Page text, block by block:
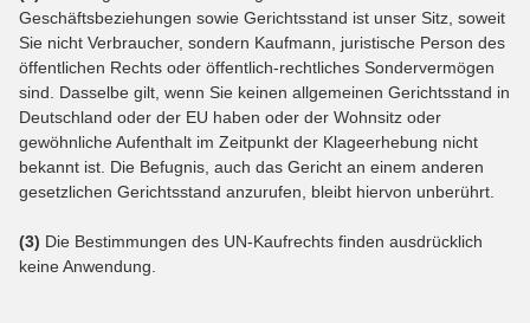
Geschäftsbeziehungen sowie Gerichtsstand ist unser Sitz, soweit
Sie nicht Verbraucher, sondern Kaufmann, juristische Person des
öffentlichen Rechts oder öffentlich-rechtliches Sondervermögen
sind. Dasselbe gilt, wenn Sie keinen allgemeinen Gerichtsstand in
Deutschland oder der EU haben oder der Wohnsitz oder
gewöhnliche Aufenthalt im Zeitpunkt der Klageerhebung nicht
bekannt ist. Die Befugnis, auch das Gericht an einem anderen
gesetzlichen Gerichtsstand anzurufen, bleibt hiervon unberührt.
(3) Die Bestimmungen des UN-Kaufrechts finden ausdrücklich
keine Anwendung.